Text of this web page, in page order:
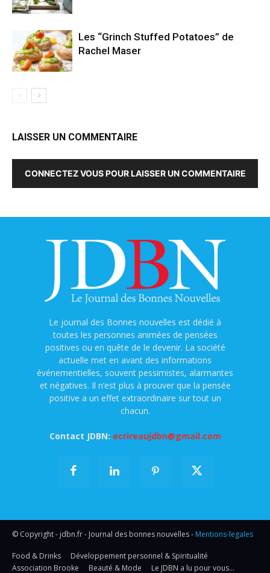
Les “Grinch Stuffed Potatoes” de
Rachel Maser
LAISSER UN COMMENTAIRE
CONNECTEZ VOUS POUR LAISSER UN COMMENTAIRE
Le journal des Bonnes nouvelles est dédié à
toutes les personnes animées de pensées
positives ou en quête de le devenir. La société
actuelle met en avant des informations
événementielles, souvent pessimistes, alarmantes
et négatives. Il n’est plus à prouver que la pensée
positive a un effet extraordinaire sur tout un
chacun.
Contact JDBN: ecrireaujdbn@gmail.com
© Copyright - jdbn.fr - Journal des bonnes nouvelles - Mentions-legales
Food & Drinks
Développement personnel & Spiritualité
Association Brooke
Beauté & Mode Le JDBN a lu pour vous…